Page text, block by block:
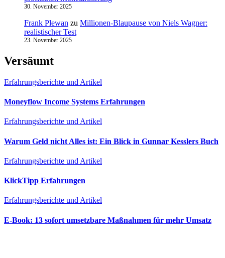
30. November 2025
Frank Plewan zu Millionen‑Blaupause von Niels Wagner:
realistischer Test
23. November 2025
Versäumt
Erfahrungsberichte und Artikel
Moneyflow Income Systems Erfahrungen
Erfahrungsberichte und Artikel
Warum Geld nicht Alles ist: Ein Blick in Gunnar Kesslers Buch
Erfahrungsberichte und Artikel
KlickTipp Erfahrungen
Erfahrungsberichte und Artikel
E‑Book: 13 sofort umsetzbare Maßnahmen für mehr Umsatz